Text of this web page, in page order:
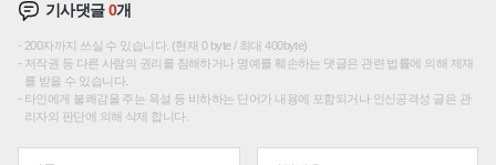
기사댓글0개
200자까지 쓰실 수 있습니다. (현재 0 byte / 최대 400byte)
저작권 등 다른 사람의 권리를 침해하거나 명예를 훼손하는 댓글은 관련 법률에 의해 제재
를 받을 수 있습니다.
타인에게 불쾌감을 주는 욕설 등 비하하는 단어가 내용에 포함되거나 인신공격성 글은 관
리자의 판단에 의해 삭제 합니다.